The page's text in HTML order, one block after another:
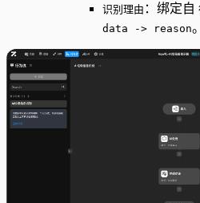
识别理由 ：绑定自
data -> reason。